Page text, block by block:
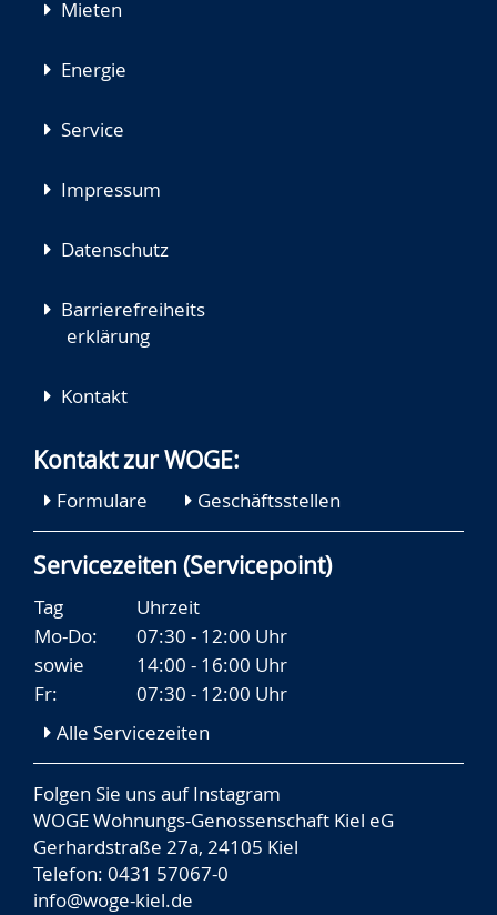
Mieten
Energie
Service
Impressum
Datenschutz
Barrierefreiheits
erklärung
Kontakt
Kontakt zur WOGE:
Formulare Geschäftsstellen
Servicezeiten (Servicepoint)
Tag
Uhrzeit
Mo-Do:
07:30 - 12:00 Uhr
sowie
14:00 - 16:00 Uhr
Fr:
07:30 - 12:00 Uhr
Alle Servicezeiten
Folgen Sie uns aufInstagram
WOGE Wohnungs-Genossenschaft Kiel eG
Gerhardstraße 27a, 24105 Kiel
Telefon: 0431 57067-0
info@woge-kiel.de